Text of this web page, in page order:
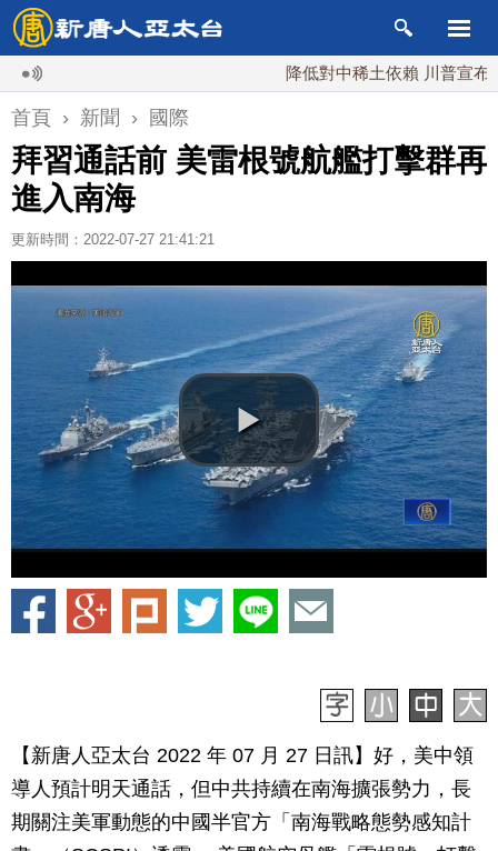
降低對中稀土依賴 川普宣布礦業
首頁 › 新聞 › 國際
拜習通話前 美雷根號航艦打擊群再
進入南海
更新時間：2022-07-27 21:41:21
【新唐人亞太台 2022 年 07 月 27 日訊】好，美中領
導人預計明天通話，但中共持續在南海擴張勢力，長
期關注美軍動態的中國半官方「南海戰略態勢感知計